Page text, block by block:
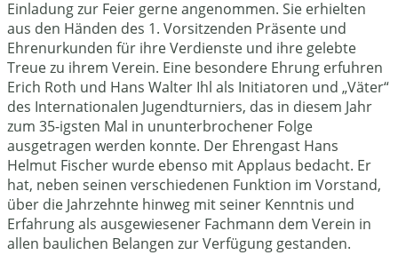
Einladung zur Feier gerne angenommen. Sie erhielten
aus den Händen des 1. Vorsitzenden Präsente und
Ehrenurkunden für ihre Verdienste und ihre gelebte
Treue zu ihrem Verein. Eine besondere Ehrung erfuhren
Erich Roth und Hans Walter Ihl als Initiatoren und „Väter“
des Internationalen Jugendturniers, das in diesem Jahr
zum 35-igsten Mal in ununterbrochener Folge
ausgetragen werden konnte. Der Ehrengast Hans
Helmut Fischer wurde ebenso mit Applaus bedacht. Er
hat, neben seinen verschiedenen Funktion im Vorstand,
über die Jahrzehnte hinweg mit seiner Kenntnis und
Erfahrung als ausgewiesener Fachmann dem Verein in
allen baulichen Belangen zur Verfügung gestanden.